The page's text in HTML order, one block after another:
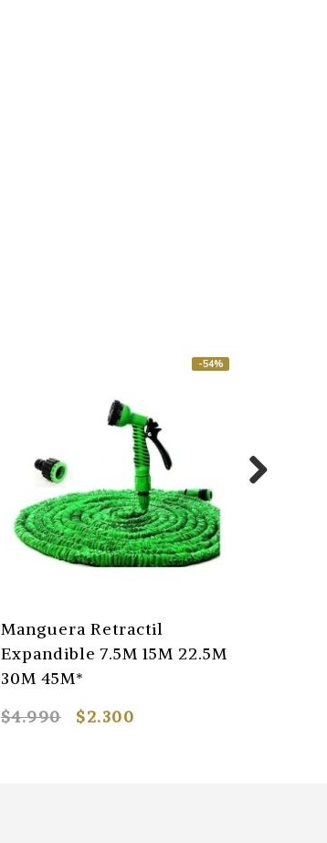
-54%
Manguera Retractil
Expandible 7.5M 15M 22.5M
30M 45M*
$4.990
$2.300